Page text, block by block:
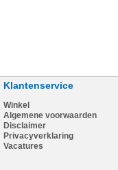
Klantenservice
Winkel
Algemene voorwaarden
Disclaimer
Privacyverklaring
Vacatures